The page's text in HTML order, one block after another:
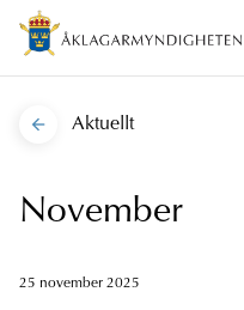
Aktuellt
November
25 november 2025